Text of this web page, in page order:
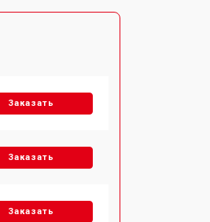
Заказать
Заказать
Заказать